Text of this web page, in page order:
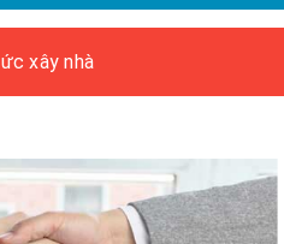
xây nhà